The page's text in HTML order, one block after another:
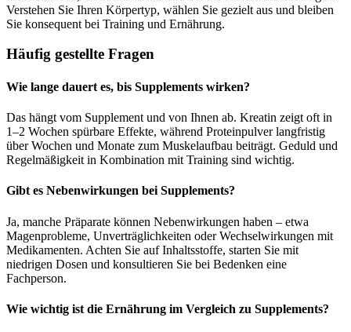
Verstehen Sie Ihren Körpertyp, wählen Sie gezielt aus und bleiben
Sie konsequent bei Training und Ernährung.
Häufig gestellte Fragen
Wie lange dauert es, bis Supplements wirken?
Das hängt vom Supplement und von Ihnen ab. Kreatin zeigt oft in
1–2 Wochen spürbare Effekte, während Proteinpulver langfristig
über Wochen und Monate zum Muskelaufbau beiträgt. Geduld und
Regelmäßigkeit in Kombination mit Training sind wichtig.
Gibt es Nebenwirkungen bei Supplements?
Ja, manche Präparate können Nebenwirkungen haben – etwa
Magenprobleme, Unverträglichkeiten oder Wechselwirkungen mit
Medikamenten. Achten Sie auf Inhaltsstoffe, starten Sie mit
niedrigen Dosen und konsultieren Sie bei Bedenken eine
Fachperson.
Wie wichtig ist die Ernährung im Vergleich zu Supplements?